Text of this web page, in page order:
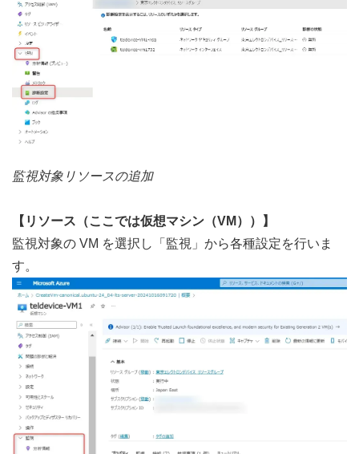
監視対象リソースの追加
【リソース（ここでは仮想マシン（VM））】
監視対象の VM を選択し「監視」から各種設定を行いま
す。